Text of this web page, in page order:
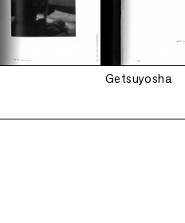
Getsuyosha